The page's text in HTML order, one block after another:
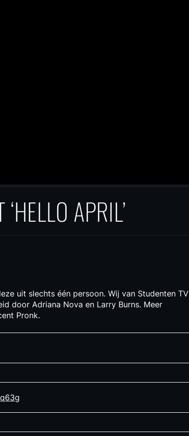
APRIL’
uit slechts één persoon. Wij van Studenten TV
door Adriana Nova en Larry Burns. Meer
Pronk.